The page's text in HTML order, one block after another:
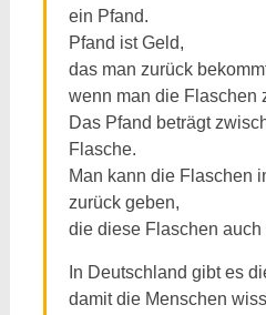
ein Pfand.
Pfand ist Geld,
das man zurück
wenn man die Flaschen
Das Pfand beträgt
Flasche.
Man kann die Flaschen
zurück geben,
die diese Flaschen auch
In Deutschland gibt es
damit die Menschen